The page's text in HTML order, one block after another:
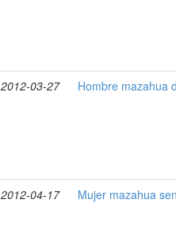
2012-03-27 Hombre mazahua
2012-04-17 Mujer mazahua